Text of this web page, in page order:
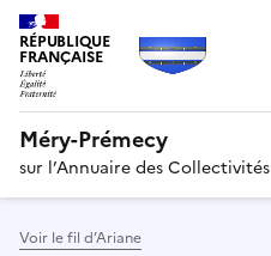
RÉPUBLIQUE
FRANÇAISE
Méry-Prémecy
sur l’Annuaire des Collectivités
Voir le fil d’Ariane